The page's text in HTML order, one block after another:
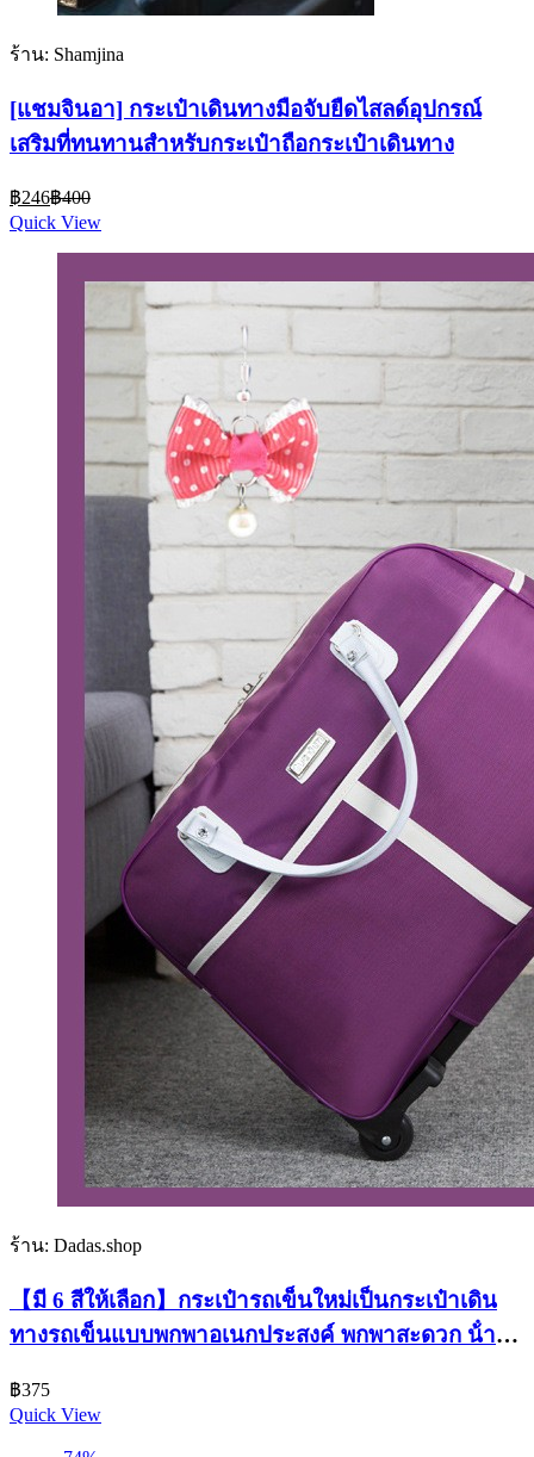
ร้าน: Shamjina
[แชมจินอา] กระเป๋าเดินทางมือจับยืดไสลด์อุปกรณ์
เสริมที่ทนทานสําหรับกระเป๋าถือกระเป๋าเดินทาง
฿246Current
price
is:
฿400Original
was:
Quick View
ร้าน: Dadas.shop
【มี 6 สีให้เลือก】กระเป๋ารถเข็นใหม่เป็นกระเป๋าเดิน
ทางรถเข็นแบบพกพาอเนกประสงค์ พกพาสะดวก น้ํา
฿375
Quick View